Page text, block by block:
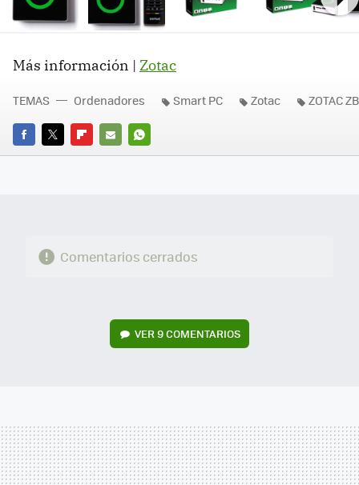
Más información | Zotac
FACEBOOK
TWITTERFLIPBOARD
E-
WHATSAPP
TEMAS Ordenadores Smart PC Zotac ZOTAC
Comentarios cerrados
VER 9 COMENTARIOS